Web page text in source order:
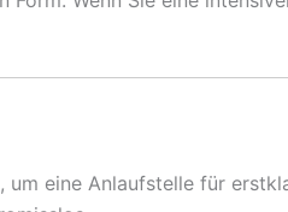
um eine Anlaufstelle für